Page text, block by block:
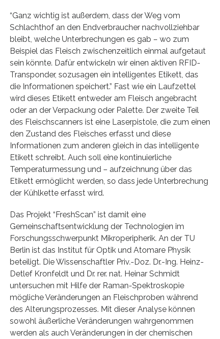
“Ganz wichtig ist außerdem, dass der Weg vom
Schlachthof an den Endverbraucher nachvollziehbar
bleibt, welche Unterbrechungen es gab – wo zum
Beispiel das Fleisch zwischenzeitlich einmal aufgetaut
sein könnte. Dafür entwickeln wir einen aktiven RFID-
Transponder, sozusagen ein intelligentes Etikett, das
die Informationen speichert.” Fast wie ein Laufzettel
wird dieses Etikett entweder am Fleisch angebracht
oder an der Verpackung oder Palette. Der zweite Teil
des Fleischscanners ist eine Laserpistole, die zum einen
den Zustand des Fleisches erfasst und diese
Informationen zum anderen gleich in das intelligente
Etikett schreibt. Auch soll eine kontinuierliche
Temperaturmessung und – aufzeichnung über das
Etikett ermöglicht werden, so dass jede Unterbrechung
der Kühlkette erfasst wird.
Das Projekt “FreshScan” ist damit eine
Gemeinschaftsentwicklung der Technologien im
Forschungsschwerpunkt Mikroperipherik. An der TU
Berlin ist das Institut für Optik und Atomare Physik
beteiligt. Die Wissenschaftler Priv.-Doz. Dr.-Ing. Heinz-
Detlef Kronfeldt und Dr. rer. nat. Heinar Schmidt
untersuchen mit Hilfe der Raman-Spektroskopie
mögliche Veränderungen an Fleischproben während
des Alterungsprozesses. Mit dieser Analyse können
sowohl äußerliche Veränderungen wahrgenommen
werden als auch Veränderungen in der chemischen